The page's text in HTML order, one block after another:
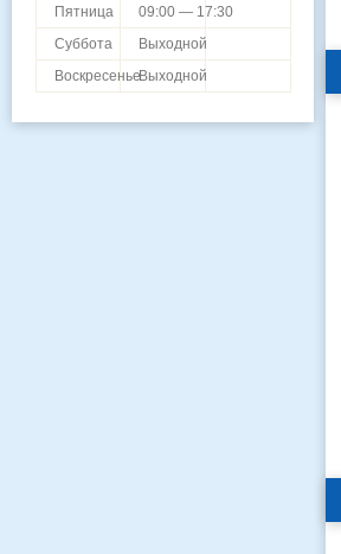
Пятница
09:00 — 17:30
Суббота
Выходной
ВоскресеньеВыходной